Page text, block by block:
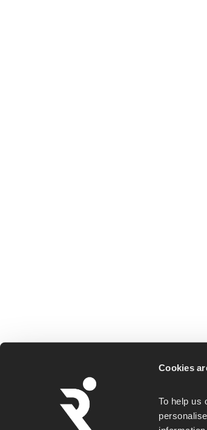
Cookies
To help us
for everyday runners,
first 5K or a faster